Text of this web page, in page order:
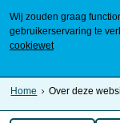
Wij zouden graag
gebruikerservaring te
cookiewet
Home Over deze